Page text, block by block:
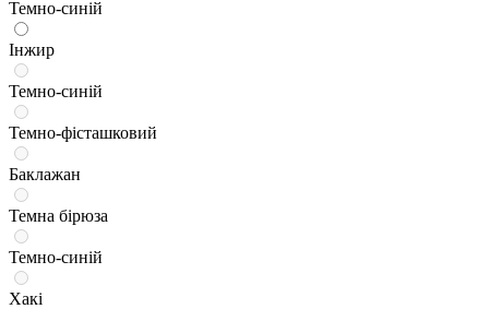
Темно-синій
Інжир
Темно-синій
Темно-фісташковий
Баклажан
Темна бірюза
Темно-синій
Хакі